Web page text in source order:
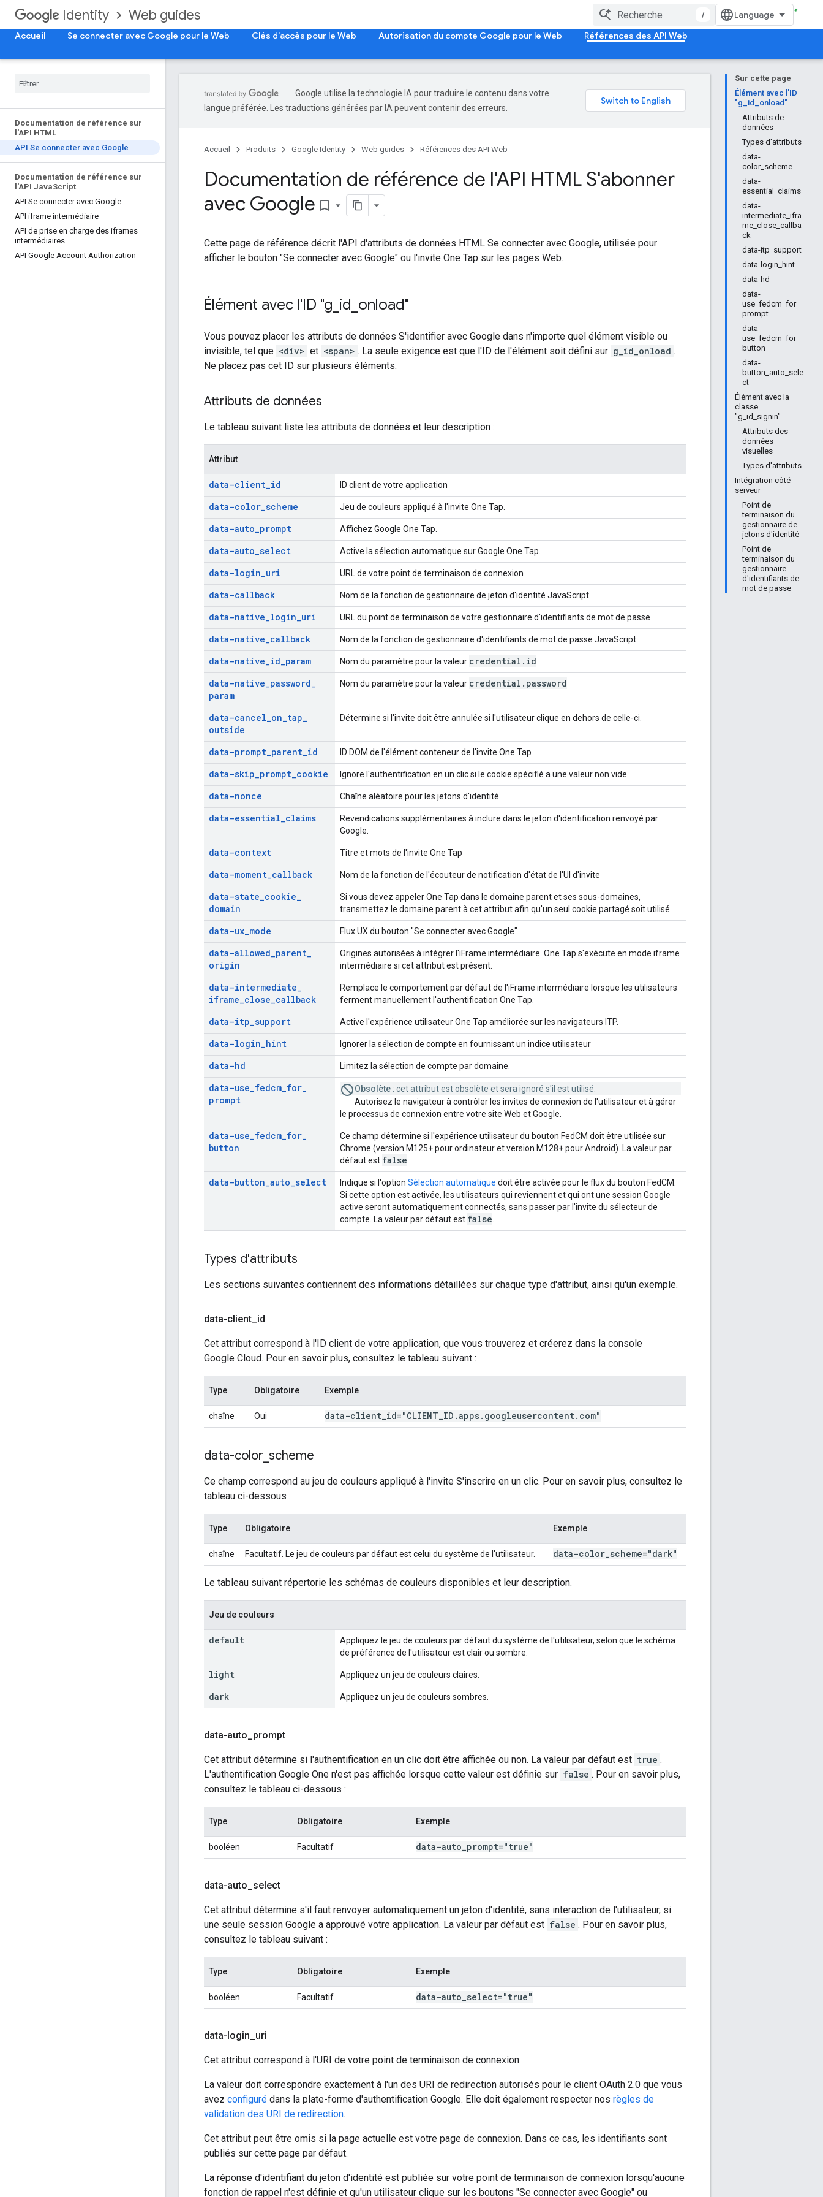
Identity Web guides
/
Accueil
Se connecter avec Google pour le Web Clés d'accès pour le Web Autorisation du compte Google pour le Web Références des API Web
Documentation de référence sur
l'API HTML
API Se connecter avec Google
Documentation de référence sur
l'API JavaScript
API Se connecter avec Google
API iframe intermédiaire
API de prise en charge des iframes
intermédiaires
API Google Account Authorization
Sur cette page
Élément avec l'ID
"g_id_onload"
Attributs de
données
Types d'attributs
data-
color_scheme
data-
essential_claims
data-
intermediate_ifra
me_close_callba
ck
data-itp_support
data-login_hint
data-hd
data-
use_fedcm_for_
prompt
data-
use_fedcm_for_
button
data-
button_auto_sele
ct
Élément avec la
classe
"g_id_signin"
Attributs des
données
visuelles
Types d'attributs
Intégration côté
serveur
Point de
terminaison du
gestionnaire de
jetons d'identité
Point de
terminaison du
gestionnaire
d'identifiants de
mot de passe
Google utilise la technologie IA pour traduire le contenu dans votre
langue préférée. Les traductions générées par IA peuvent contenir des erreurs.
Accueil Produits Google Identity Web guides Références des API Web
Documentation de référence de l'API HTML S'abonner
avec Google bookmark_border
Cette page de référence décrit l'API d'attributs de données HTML Se connecter avec Google, utilisée pour
afficher le bouton "Se connecter avec Google" ou l'invite One Tap sur les pages Web.
Élément avec l'ID "g id onload"
Vous pouvez placer les attributs de données S'identifier avec Google dans n'importe quel élément visible ou
invisible, tel que <div> et <span> . La seule exigence est que l'ID de l'élément soit défini sur g_id_onload .
Ne placez pas cet ID sur plusieurs éléments.
Attributs de données
Le tableau suivant liste les attributs de données et leur description :
Attribut
data-client_id ID client de votre application
data-color_scheme Jeu de couleurs appliqué à l'invite One Tap.
data-auto_prompt Affichez Google One Tap.
data-auto_select Active la sélection automatique sur Google One Tap.
data-login_uri URL de votre point de terminaison de connexion
data-callback Nom de la fonction de gestionnaire de jeton d'identité JavaScript
data-native_login_uri URL du point de terminaison de votre gestionnaire d'identifiants de mot de passe
data-native_callback Nom de la fonction de gestionnaire d'identifiants de mot de passe JavaScript
data-native_id_param Nom du paramètre pour la valeur credential . id
data-native_password_
param
Nom du paramètre pour la valeur credential . password
data-cancel_on_tap_
outside
Détermine si l'invite doit être annulée si l'utilisateur clique en dehors de celle-ci.
data-prompt_parent_id ID DOM de l'élément conteneur de l'invite One Tap
data-skip_prompt_cookie Ignore l'authentification en un clic si le cookie spécifié a une valeur non vide.
data-nonce Chaîne aléatoire pour les jetons d'identité
data-essential_claims
Revendications supplémentaires à inclure dans le jeton d'identification renvoyé par
Google.
data-context Titre et mots de l'invite One Tap
data-moment_callback Nom de la fonction de l'écouteur de notification d'état de l'UI d'invite
data-state_cookie_
domain
Si vous devez appeler One Tap dans le domaine parent et ses sous-domaines,
transmettez le domaine parent à cet attribut afin qu'un seul cookie partagé soit utilisé.
data-ux_mode Flux UX du bouton "Se connecter avec Google"
data-allowed_parent_
origin
Origines autorisées à intégrer l'iFrame intermédiaire. One Tap s'exécute en mode iframe
intermédiaire si cet attribut est présent.
data-intermediate_
iframe_close_callback
Remplace le comportement par défaut de l'iFrame intermédiaire lorsque les utilisateurs
ferment manuellement l'authentification One Tap.
data-itp_support Active l'expérience utilisateur One Tap améliorée sur les navigateurs ITP.
data-login_hint Ignorer la sélection de compte en fournissant un indice utilisateur
data-hd Limitez la sélection de compte par domaine.
data-use_fedcm_for_
prompt
Obsolète : cet attribut est obsolète et sera ignoré s'il est utilisé.
Autorisez le navigateur à contrôler les invites de connexion de l'utilisateur et à gérer
le processus de connexion entre votre site Web et Google.
data-use_fedcm_for_
button
Ce champ détermine si l'expérience utilisateur du bouton FedCM doit être utilisée sur
Chrome (version M125+ pour ordinateur et version M128+ pour Android). La valeur par
défaut est false
data-button_auto_select Indique si l'option Sélection automatique doit être activée pour le flux du bouton FedCM.
Si cette option est activée, les utilisateurs qui reviennent et qui ont une session Google
active seront automatiquement connectés, sans passer par l'invite du sélecteur de
compte. La valeur par défaut est false
Types d'attributs
Les sections suivantes contiennent des informations détaillées sur chaque type d'attribut, ainsi qu'un exemple.
data-client id
Cet attribut correspond à l'ID client de votre application, que vous trouverez et créerez dans la console
Google Cloud. Pour en savoir plus, consultez le tableau suivant :
Type Obligatoire Exemple
chaîne Oui data-client id="CLIENT ID .apps. googleusercontent. com"
data-color scheme
Ce champ correspond au jeu de couleurs appliqué à l'invite S'inscrire en un clic. Pour en savoir plus, consultez le
tableau ci-dessous :
Type Obligatoire Exemple
chaîne Facultatif. Le jeu de couleurs par défaut est celui du système de l'utilisateur. data-color scheme="dark"
Le tableau suivant répertorie les schémas de couleurs disponibles et leur description.
Jeu de couleurs
default
Appliquez le jeu de couleurs par défaut du système de l'utilisateur, selon que le schéma
de préférence de l'utilisateur est clair ou sombre.
light Appliquez un jeu de couleurs claires.
dark Appliquez un jeu de couleurs sombres.
data-auto prompt
Cet attribut détermine si l'authentification en un clic doit être affichée ou non. La valeur par défaut est true .
L'authentification Google One n'est pas affichée lorsque cette valeur est définie sur false . Pour en savoir plus,
consultez le tableau ci-dessous :
Type Obligatoire Exemple
booléen Facultatif data-auto prompt="true"
data-auto select
Cet attribut détermine s'il faut renvoyer automatiquement un jeton d'identité, sans interaction de l'utilisateur, si
une seule session Google a approuvé votre application. La valeur par défaut est false . Pour en savoir plus,
consultez le tableau suivant :
Type Obligatoire Exemple
booléen Facultatif data-auto select="true"
data-login uri
Cet attribut correspond à l'URI de votre point de terminaison de connexion.
La valeur doit correspondre exactement à l'un des URI de redirection autorisés pour le client OAuth 2.0 que vous
avez configuré dans la plate-forme d'authentification Google. Elle doit également respecter nos règles de
validation des URI de redirection.
Cet attribut peut être omis si la page actuelle est votre page de connexion. Dans ce cas, les identifiants sont
publiés sur cette page par défaut.
La réponse d'identifiant du jeton d'identité est publiée sur votre point de terminaison de connexion lorsqu'aucune
fonction de rappel n'est définie et qu'un utilisateur clique sur les boutons "Se connecter avec Google" ou